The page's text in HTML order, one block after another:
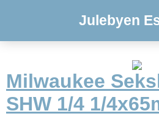
Julebyen
Milwaukee
SHW 1/4 1/